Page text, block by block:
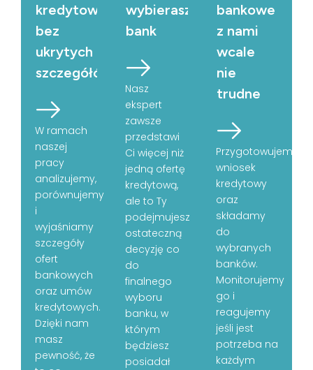
kredytowe
bez
ukrytych
szczegółów
W ramach
naszej
pracy
analizujemy,
porównujemy
i
wyjaśniamy
szczegóły
ofert
bankowych
oraz umów
kredytowych.
Dzięki nam
masz
pewność, że
wybierasz
bank
Nasz
ekspert
zawsze
przedstawi
Ci więcej niż
jedną ofertę
kredytową,
ale to Ty
podejmujesz
ostateczną
decyzję co
do
finalnego
wyboru
banku, w
którym
będziesz
posiadał
bankowe
z nami
wcale
nie
trudne
Przygotowujemy
wniosek
kredytowy
oraz
składamy
do
wybranych
banków.
Monitorujemy
go i
reagujemy
jeśli jest
potrzeba na
każdym